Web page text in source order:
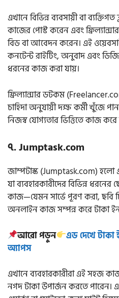
এখানে বিভিন্ন ব্যবসায়ী বা
কাজের পোস্ট করেন এবং
বিড বা আবেদন করেন। এই
কনটেন্ট রাইটিং, অনুবাদ এবং
ধরনের কাজ করা যায়।
ফ্রিল্যান্সার ডটকম
চাহিদা অনুযায়ী দক্ষ কর্মী খুঁজে
নিজস্ব যোগ্যতার ভিত্তিতে কাজ
৭. Jumptask.com
জাম্পটাস্ক (Jumptask.com) হলো
যা ব্যবহারকারীদের বিভিন্ন
কাজ—যেমন সার্ভে পূরণ করা, ছবি
অনলাইন কাজ সম্পন্ন করে টাকা
আরো পড়ুন
এড দেখে টাকা
অ্যাপস
এখানে ব্যবহারকারীরা এই সহজ
নগদ টাকা উপার্জন করতে পারেন।